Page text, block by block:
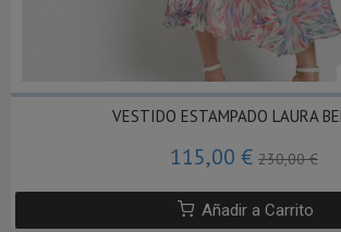
VESTIDO ESTAMPADO LAURA
115,00 € 230,00 €
Añadir a Carrito